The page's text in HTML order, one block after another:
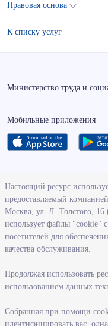
Правовая основа
К списку услуг
Министерство труда и
Мобильные приложения
О ведомстве
Деятельность
Новосибирской области
Контрольно-надзорная
Государственные
Службы и учреждения,
Поступление на
Информация
Настоящий ресурс
предоставляемый
Москва, ул. Л. Толстого,
использует файлы "cookie"
посетителей для
качества обслуживания.
Продолжая использовать
использованием данных
Собранная при помощи
идентифицировать вас,